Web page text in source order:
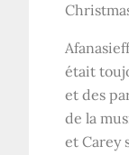
était
et des
de la
et Carey